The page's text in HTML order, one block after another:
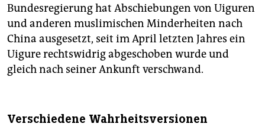
Bundesregierung hat Abschiebungen von Uiguren
und anderen muslimischen Minderheiten nach
China ausgesetzt, seit im April letzten Jahres ein
Uigure rechtswidrig abgeschoben wurde und
gleich nach seiner Ankunft verschwand.
Verschiedene Wahrheitsversionen